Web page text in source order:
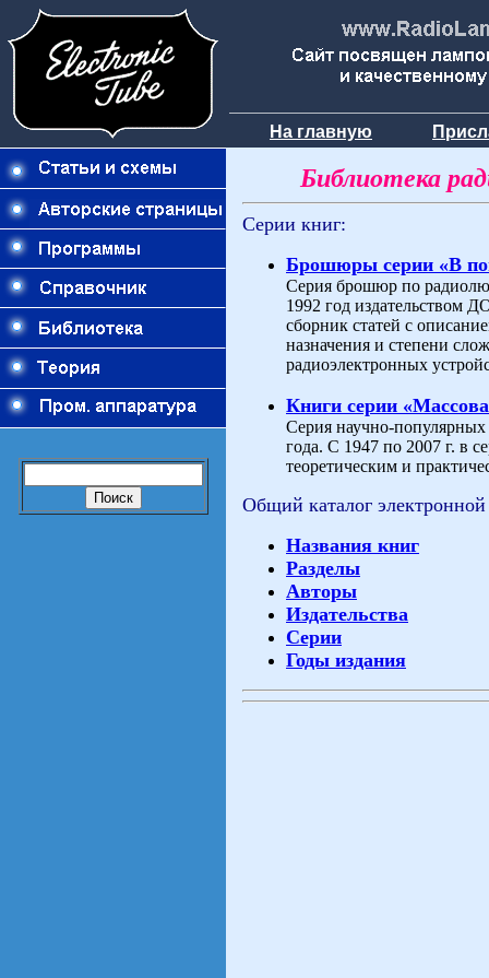
На главную
Библиотека
Серии книг:
Брошюры серии «В
Серия брошюр по
1992 год издательством
сборник статей с
назначения и степени
радиоэлектронных
Книги серии
Серия научно-
года. С 1947 по 2007 г. в
теоретическим и
Общий каталог
Названия книг
Разделы
Авторы
Издательства
Серии
Годы издания